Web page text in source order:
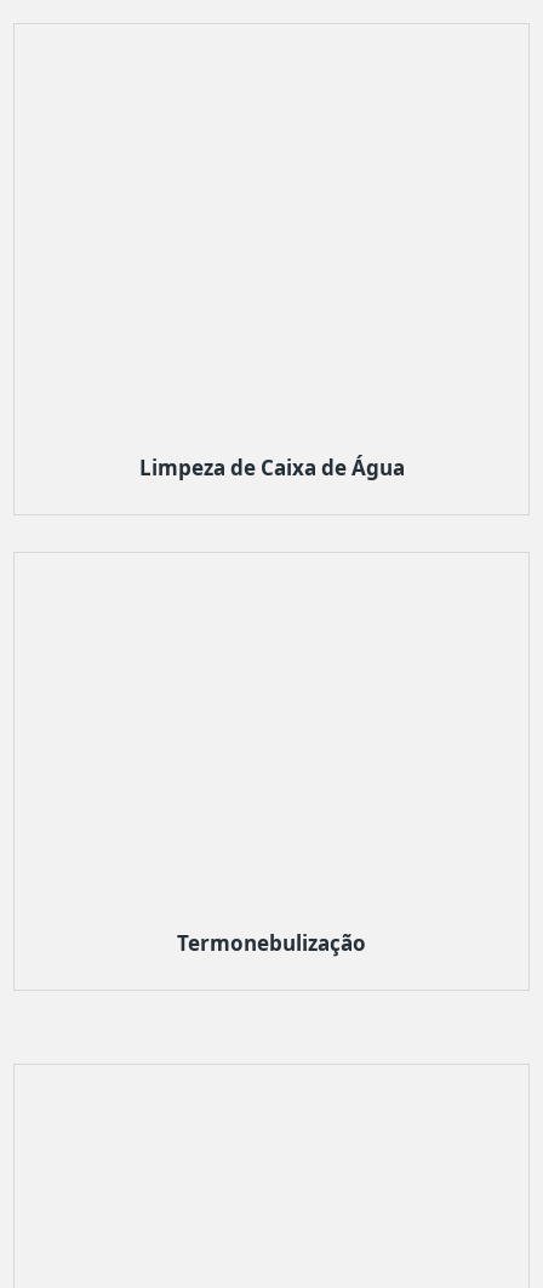
Limpeza de Caixa de Água
Termonebulização